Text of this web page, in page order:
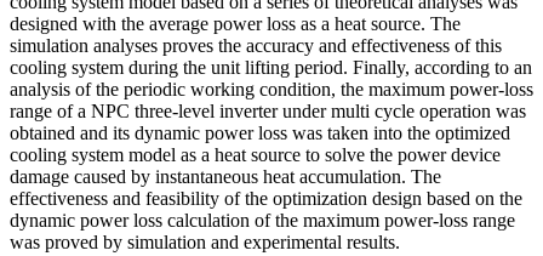
designed with the average power loss as a heat source. The
simulation analyses proves the accuracy and effectiveness of this
cooling system during the unit lifting period. Finally, according to an
analysis of the periodic working condition, the maximum power-loss
range of a NPC three-level inverter under multi cycle operation was
obtained and its dynamic power loss was taken into the optimized
cooling system model as a heat source to solve the power device
damage caused by instantaneous heat accumulation. The
effectiveness and feasibility of the optimization design based on the
dynamic power loss calculation of the maximum power-loss range
was proved by simulation and experimental results.